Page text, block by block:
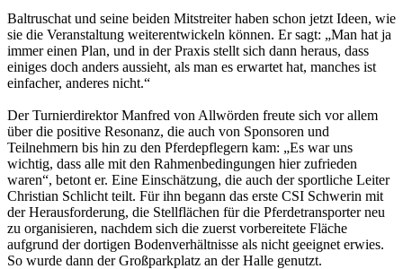
Baltruschat und seine beiden Mitstreiter haben schon jetzt Ideen, wie
sie die Veranstaltung weiterentwickeln können. Er sagt: „Man hat ja
immer einen Plan, und in der Praxis stellt sich dann heraus, dass
einiges doch anders aussieht, als man es erwartet hat, manches ist
einfacher, anderes nicht.“
Der Turnierdirektor Manfred von Allwörden freute sich vor allem
über die positive Resonanz, die auch von Sponsoren und
Teilnehmern bis hin zu den Pferdepflegern kam: „Es war uns
wichtig, dass alle mit den Rahmenbedingungen hier zufrieden
waren“, betont er. Eine Einschätzung, die auch der sportliche Leiter
Christian Schlicht teilt. Für ihn begann das erste CSI Schwerin mit
der Herausforderung, die Stellflächen für die Pferdetransporter neu
zu organisieren, nachdem sich die zuerst vorbereitete Fläche
aufgrund der dortigen Bodenverhältnisse als nicht geeignet erwies.
So wurde dann der Großparkplatz an der Halle genutzt.